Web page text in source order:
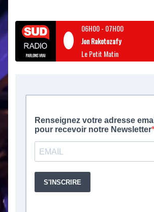
06H00- 07H00
Jon Rakotozafy
Le Petit Matin